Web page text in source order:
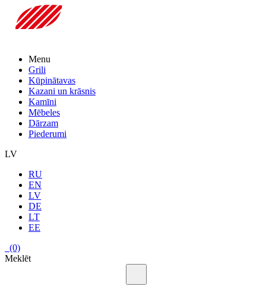
Menu
Grili
Kūpinātavas
Kazani un krāsnis
Kamīni
Mēbeles
Dārzam
Piederumi
LV
RU
EN
LV
DE
LT
EE
(0)
Meklēt